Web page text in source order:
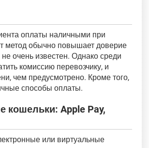
оплаты наличными при
метод обычно повышает доверие
очень известен. Однако среди
комиссию перевозчику, и
чем предусмотрено. Кроме того,
способы оплаты.
Apple Pay,
или виртуальные